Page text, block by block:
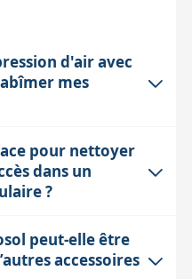
d'air avec
mes
la surface nervurée de
contrôle précis de la
modulant la force de
sur l'optique ou
pour nettoyer
dans un
?
tout-en-un est
les coins et
peut-elle être
accessoires